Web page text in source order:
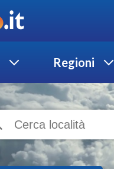
Regioni